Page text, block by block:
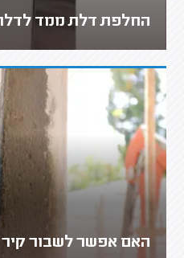
החלפת דלת ממד
האם אפשר לשבור